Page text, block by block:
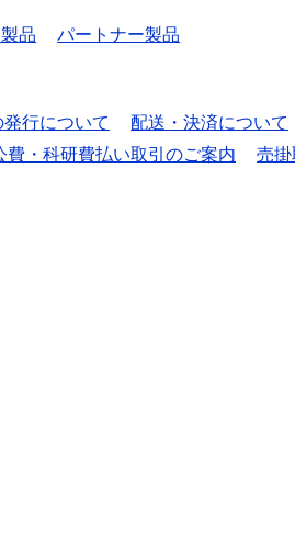
品 パートナー製品
行について 配送・決済について
費・科研費払い取引のご案内 売掛